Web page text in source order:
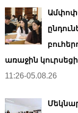
առաջին կուրսեցի
11:26-05.08.26